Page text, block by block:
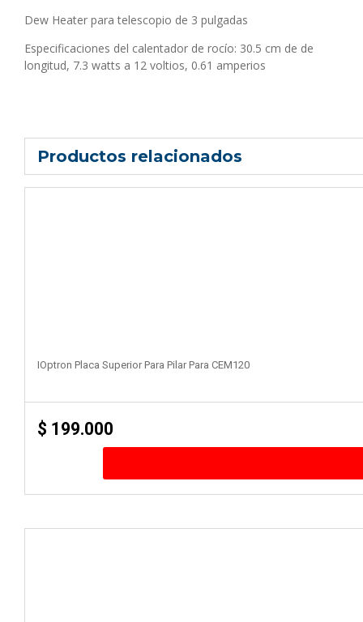
Dew Heater para telescopio de 3 pulgadas
Especificaciones del calentador de rocío: 30.5 cm de de
longitud, 7.3 watts a 12 voltios, 0.61 amperios
Productos relacionados
IOptron Placa Superior Para Pilar Para CEM120
$ 199.000